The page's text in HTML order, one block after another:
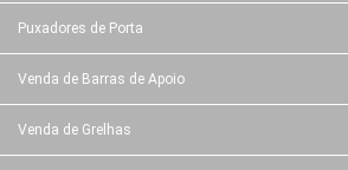
Puxadores de Porta
Venda de Barras de Apoio
Venda de Grelhas